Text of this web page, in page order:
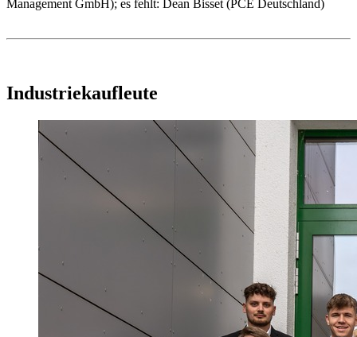
Management GmbH); es fehlt: Dean Bisset (PCE Deutschland)
Industriekaufleute